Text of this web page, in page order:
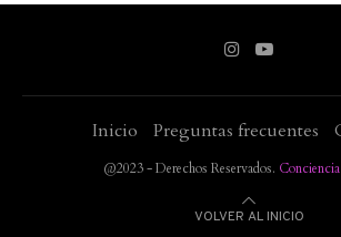
Inicio Preguntas frecuentes
@2023 - Derechos Reservados.
VOLVER AL INICIO